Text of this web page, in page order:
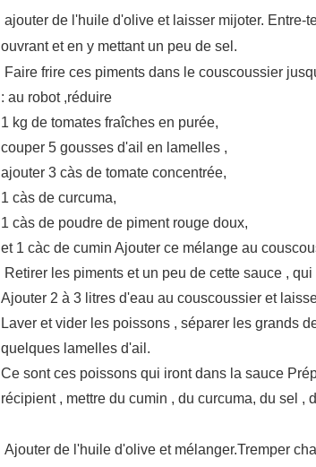
ajouter de l'huile d'olive et laisser mijoter. Entre-
ouvrant et en y mettant un peu de sel.
Faire frire ces piments dans le couscoussier
: au robot ,réduire
1 kg de tomates fraîches en purée,
couper 5 gousses d'ail en lamelles ,
ajouter 3 càs de tomate concentrée,
1 càs de curcuma,
1 càs de poudre de piment rouge doux,
et 1 càc de cumin Ajouter ce mélange au
Retirer les piments et un peu de cette sauce ,
Ajouter 2 à 3 litres d'eau au couscoussier et
Laver et vider les poissons , séparer les grands
quelques lamelles d'ail.
Ce sont ces poissons qui iront dans la sauce
récipient , mettre du cumin , du curcuma, du sel ,
Ajouter de l'huile d'olive et mélanger.Tremper